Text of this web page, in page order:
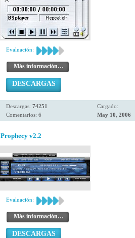
Evaluación:
Más información…
DESCARGAS
Descargas: 74251
Comentarios: 6
Cargado:
May 10, 2006
Prophecy v2.2
Evaluación:
Más información…
DESCARGAS